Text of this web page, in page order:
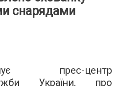
снарядами
прес-центр
України, про